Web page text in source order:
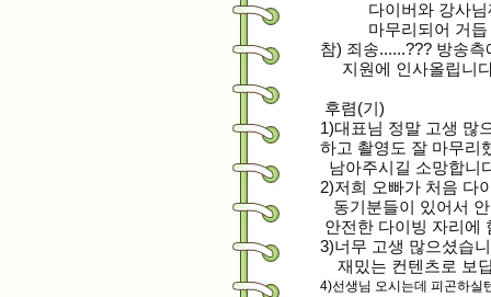
다이버와 강사님께
마무리되어 거
참) 죄송......??? 방송
지원에 인사
후렴(기)
1)대표님 정말 고생 많
하고 촬영도 잘 마무리
남아주시길 소망합니
2)저희 오빠가 처음 다
동기분들이 있어서
안전한 다이빙 자리에
3)너무 고생 많으셨습
재밌는 컨텐츠로 보
4)선생님 오시는데 피곤하실